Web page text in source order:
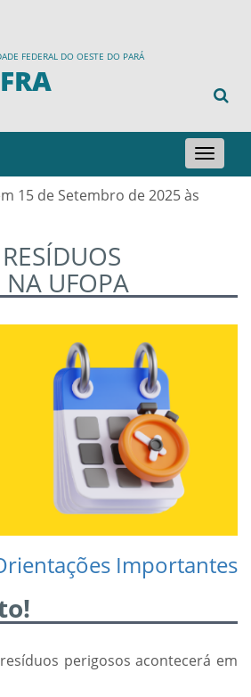
FEDERAL DO OESTE DO PARÁ
Toggle
navigation
15 de Setembro de 2025 às
NA UFOPA
Importantes
perigosos acontecerá em